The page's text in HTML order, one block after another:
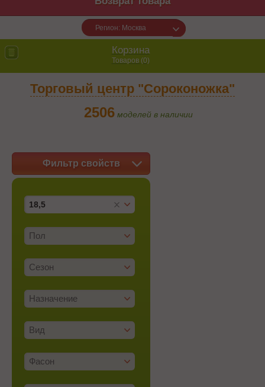
Регион: Москва
Корзина
Товаров (0)
Торговый центр "Сороконожка"
2506 моделей в наличии
Фильтр свойств
18,5
Пол
Сезон
Назначение
Вид
Фасон